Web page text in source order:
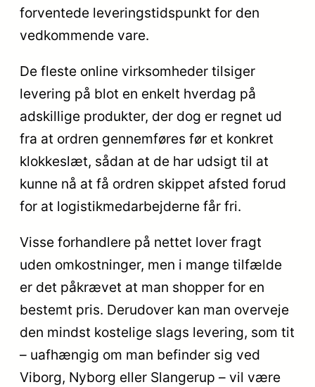
forventede leveringstidspunkt for den
vedkommende vare.
De fleste online virksomheder tilsiger
levering på blot en enkelt hverdag på
adskillige produkter, der dog er regnet ud
fra at ordren gennemføres før et konkret
klokkeslæt, sådan at de har udsigt til at
kunne nå at få ordren skippet afsted forud
for at logistikmedarbejderne får fri.
Visse forhandlere på nettet lover fragt
uden omkostninger, men i mange tilfælde
er det påkrævet at man shopper for en
bestemt pris. Derudover kan man overveje
den mindst kostelige slags levering, som tit
– uafhængig om man befinder sig ved
Viborg, Nyborg eller Slangerup – vil være